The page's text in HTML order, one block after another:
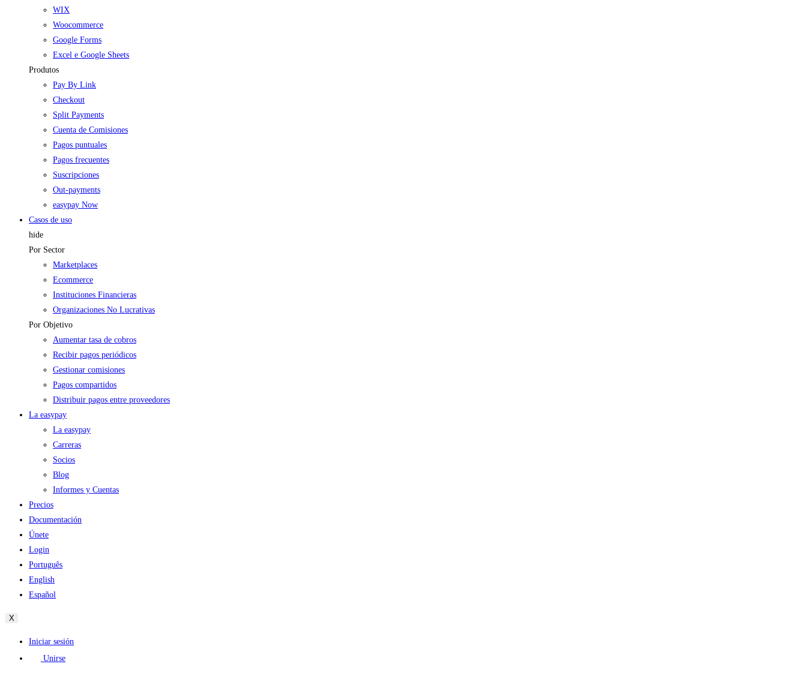
WIX
Woocommerce
Google Forms
Excel e Google Sheets
Produtos
Pay By Link
Checkout
Split Payments
Cuenta de Comisiones
Pagos puntuales
Pagos frecuentes
Suscripciones
Out-payments
easypay Now
Casos de uso
hide
Por Sector
Marketplaces
Ecommerce
Instituciones Financieras
Organizaciones No Lucrativas
Por Objetivo
Aumentar tasa de cobros
Recibir pagos periódicos
Gestionar comisiones
Pagos compartidos
Distribuir pagos entre proveedores
La easypay
La easypay
Carreras
Socios
Blog
Informes y Cuentas
Precios
Documentación
Únete
Login
Português
English
Español
X
Iniciar sesión
Unirse